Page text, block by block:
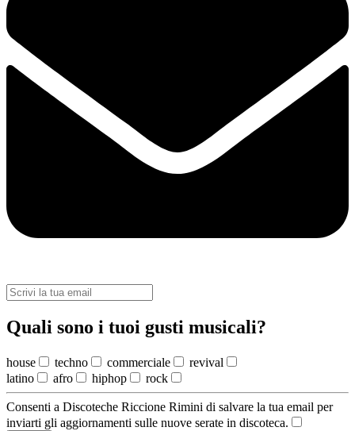
Quali sono i tuoi gusti musicali?
house techno commerciale
revival
latino
afro hiphop rock
Consenti a Discoteche Riccione Rimini di salvare la tua email per
inviarti gli aggiornamenti sulle nuove serate in discoteca.